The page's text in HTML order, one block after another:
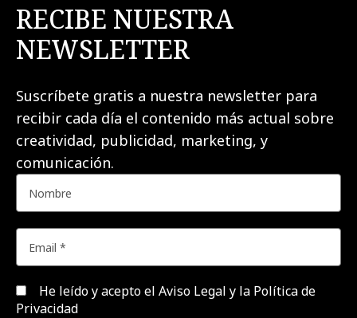
RECIBE NUESTRA
NEWSLETTER
Suscríbete gratis a nuestra newsletter para
recibir cada día el contenido más actual sobre
creatividad, publicidad, marketing, y
comunicación.
He leído y acepto el Aviso Legal y la Política de
Privacidad